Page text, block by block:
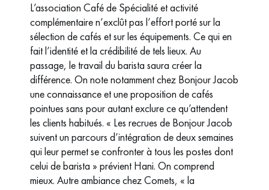
L’association Café de Spécialité et activité
complémentaire n’exclût pas l’effort porté sur la
sélection de cafés et sur les équipements. Ce qui en
fait l’identité et la crédibilité de tels lieux. Au
passage, le travail du barista saura créer la
différence. On note notamment chez Bonjour Jacob
une connaissance et une proposition de cafés
pointues sans pour autant exclure ce qu’attendent
les clients habitués. « Les recrues de Bonjour Jacob
suivent un parcours d’intégration de deux semaines
qui leur permet se confronter à tous les postes dont
celui de barista » prévient Hani. On comprend
mieux. Autre ambiance chez Comets, « la